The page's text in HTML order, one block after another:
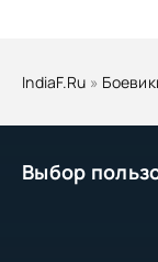
Выбор
IndiaF.Ru »